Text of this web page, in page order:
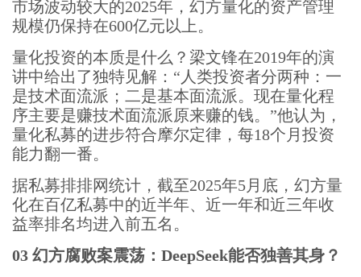
市场波动较大的2025年，幻方量化的资产管理
规模仍保持在600亿元以上。
量化投资的本质是什么？梁文锋在2019年的演
讲中给出了独特见解：“人类投资者分两种：一
是技术面流派；二是基本面流派。现在量化程
序主要是赚技术面流派原来赚的钱。”他认为，
量化私募的进步符合摩尔定律，每18个月投资
能力翻一番。
据私募排排网统计，截至2025年5月底，幻方量
化在百亿私募中的近半年、近一年和近三年收
益率排名均进入前五名。
03 幻方腐败案震荡：DeepSeek能否独善其身？